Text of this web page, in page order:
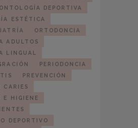
DEPORTIVA
ESTÉTICA
ORTODONCIA
ADULTOS
LINGUAL
PERIODONCIA
PREVENCIÓN
CARIES
E HIGIENE
DEPORTIVO